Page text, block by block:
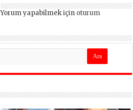
Yorum yapabilmek için oturum